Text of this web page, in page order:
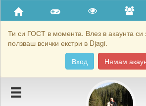
Ти си ГОСТ в момента. Влез в акаунта си
ползваш всички екстри в Djagi.
Вход
Нямам
Приятели
Хронология на игри
Подаръците на tsatsev